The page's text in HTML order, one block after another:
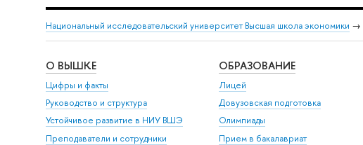
Национальный исследовательский университет Высшая школа экономики →
О ВЫШКЕ
Цифры и факты
Руководство и структура
Устойчивое развитие в НИУ ВШЭ
Преподаватели и сотрудники
ОБРАЗОВАНИЕ
Лицей
Довузовская подготовка
Олимпиады
Прием в бакалавриат